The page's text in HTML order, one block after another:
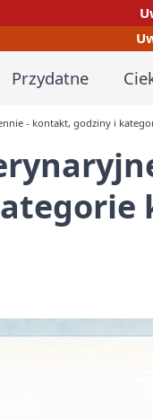
Przydatne
- kontakt, godziny i